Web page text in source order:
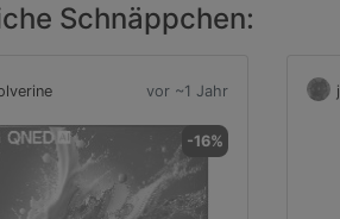
Schnäppchen:
vor ~1 Jahr
-16%